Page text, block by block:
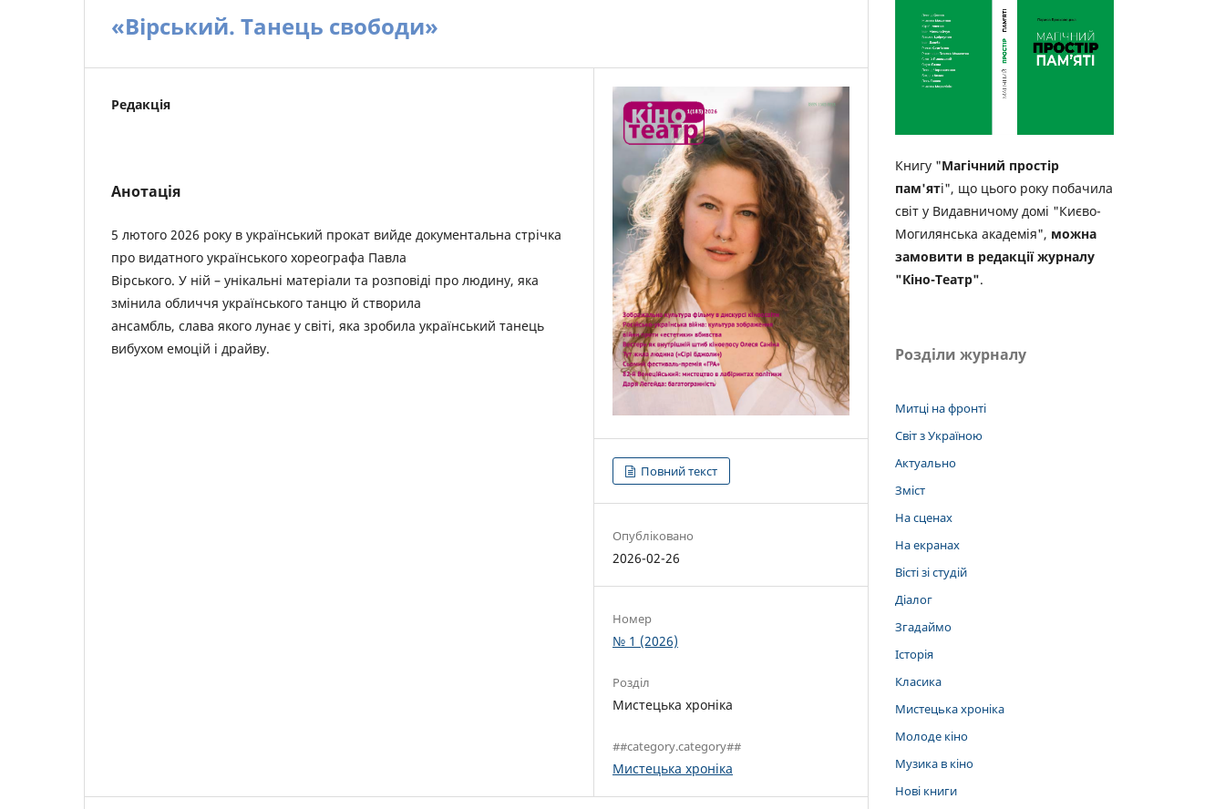
«Вірський. Танець свободи»
Редакція
Анотація
5 лютого 2026 року в український прокат вийде документальна стрічка
про видатного українського хореографа Павла
Вірського. У ній – унікальні матеріали та розповіді про людину, яка
змінила обличчя українського танцю й створила
ансамбль, слава якого лунає у світі, яка зробила український танець
вибухом емоцій і драйву.
Повний текст
Опубліковано
2026-02-26
Номер
№ 1 (2026)
Розділ
Мистецька хроніка
##category.category##
Мистецька хроніка
Книгу "Магічний простір
пам'яті", що цього року побачила
світ у Видавничому домі "Києво-
Могилянська академія", можна
замовити в редакції журналу
"Кіно-Театр".
Розділи журналу
Митці на фронті
Світ з Україною
Актуально
Зміст
На сценах
На екранах
Вісті зі студій
Діалог
Згадаймо
Історія
Класика
Мистецька хроніка
Молоде кіно
Музика в кіно
Нові книги